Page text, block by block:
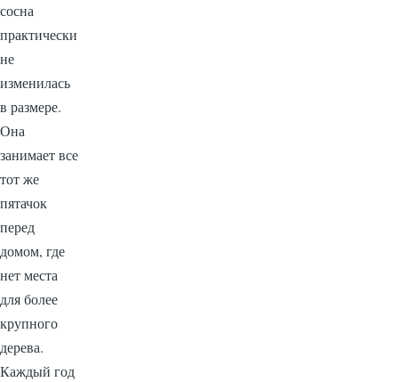
сосна
практически
не
изменилась
в размере.
Она
занимает все
тот же
пятачок
перед
домом, где
нет места
для более
крупного
дерева.
Каждый год